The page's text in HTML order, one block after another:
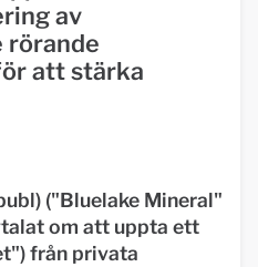
av
rörande
att stärka
("Bluelake Mineral"
om att uppta ett
från privata